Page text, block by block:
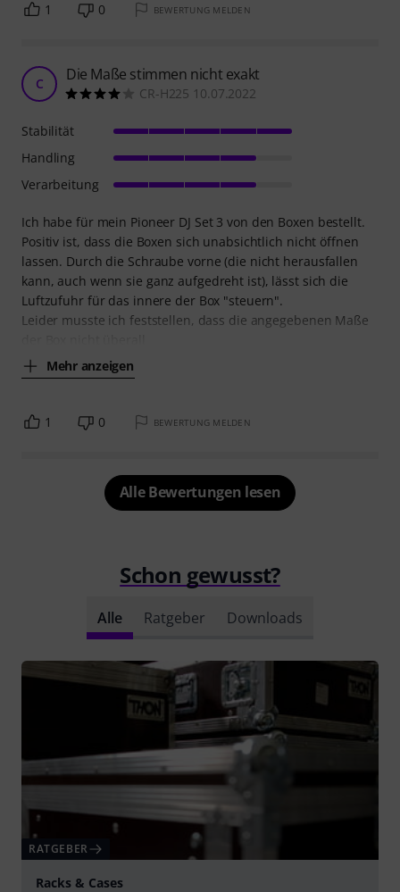
1 0 BEWERTUNG MELDEN
C Die Maße stimmen nicht exakt
CR-H225 10.07.2022
Ich habe für mein Pioneer DJ Set 3 von den Boxen bestellt.
Positiv ist, dass die Boxen sich unabsichtlich nicht öffnen
lassen. Durch die Schraube vorne (die nicht herausfallen
kann, auch wenn sie ganz aufgedreht ist), lässt sich die
Luftzufuhr für das innere der Box "steuern".
Leider musste ich feststellen, dass die angegebenen Maße
Mehr anzeigen
Stabilität
Handling
Verarbeitung
1 0 BEWERTUNG MELDEN
Alle Bewertungen lesen
Schon gewusst?
Alle Ratgeber Downloads
RATGEBER
Racks & Cases